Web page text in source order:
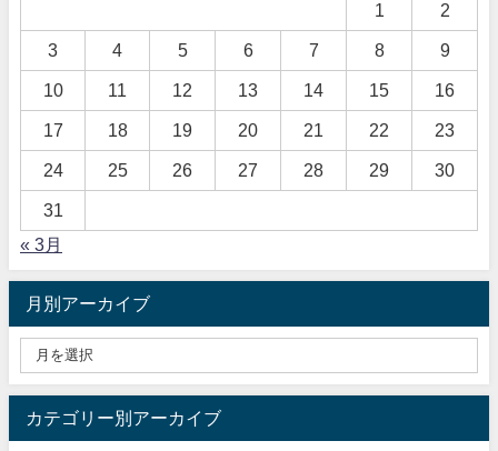
1 2
3 4 5 6 7 8 9
10 11 12 13 14 15 16
17 18 19 20 21 22 23
24 25 26 27 28 29 30
31
« 3月
月別アーカイブ
カテゴリー別アーカイブ